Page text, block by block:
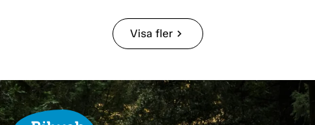
Visa flerchevron_right